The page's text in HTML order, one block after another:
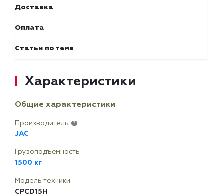
Доставка
Оплата
Статьи по теме
Характеристики
Общие характеристики
Производитель ?
JAC
Грузоподъемность
1500 кг
Модель техники
CPCD15H